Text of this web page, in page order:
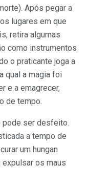
Após pegar a
lugares em que
retira algumas
como instrumentos
o praticante joga a
qual a magia foi
e a emagrecer,
de tempo.
pode ser desfeito.
a tempo de
um hungan
expulsar os maus